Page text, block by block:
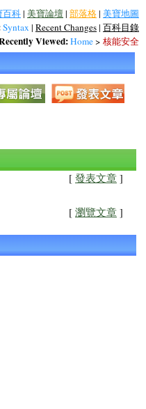
百科| 美寶論壇| 部落格| 美寶地圖
Syntax | Recent Changes| 百科目錄
Viewed:Home> 核能安全
[ 發表文章 ]
[ 瀏覽文章 ]